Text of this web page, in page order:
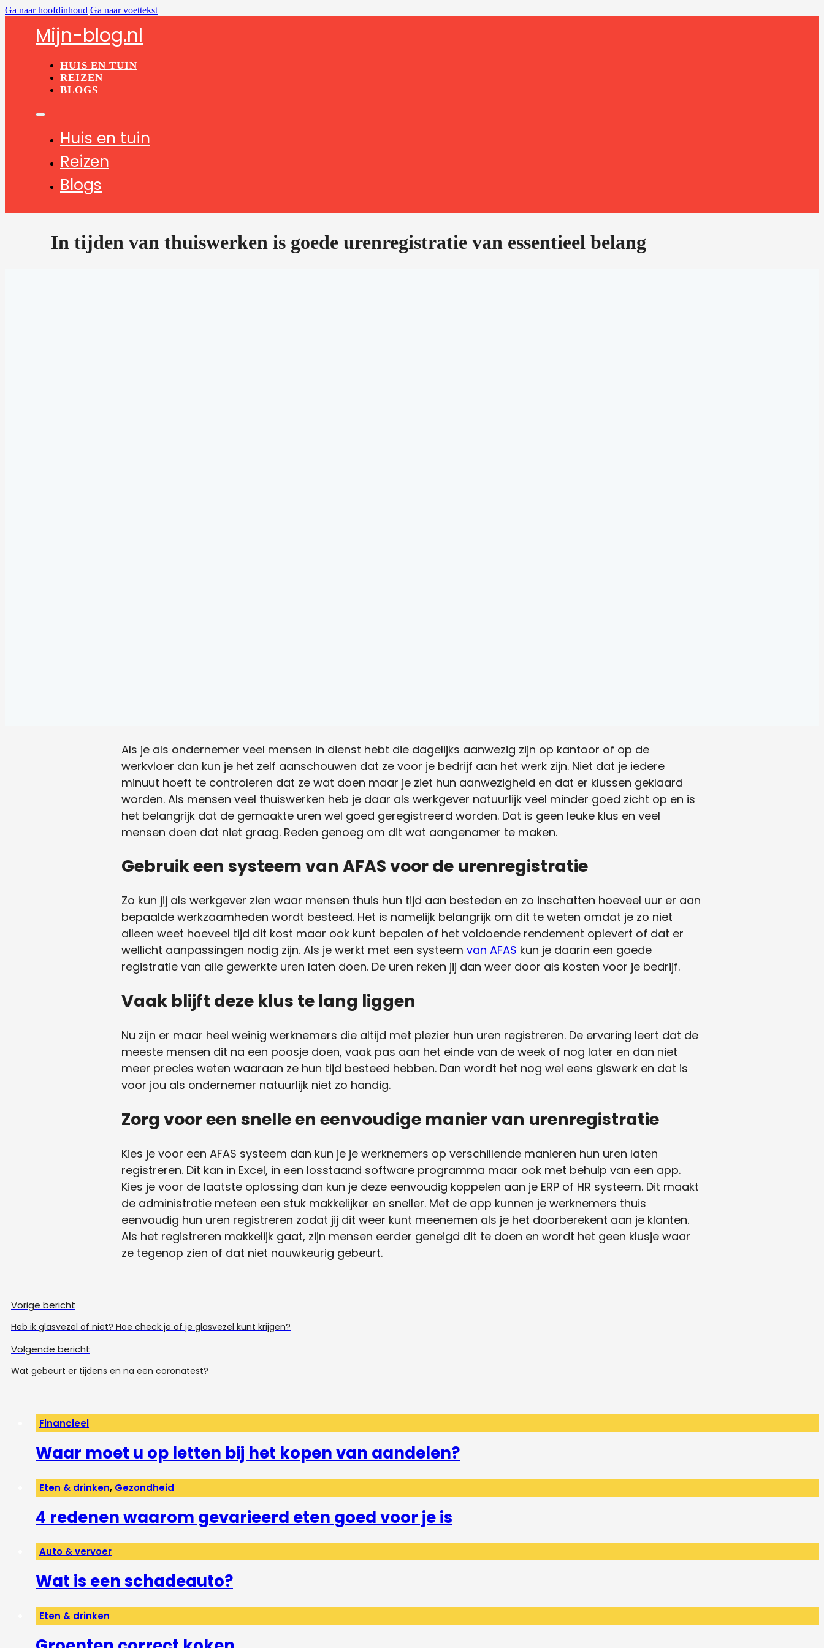
Ga naar hoofdinhoud Ga naar voettekst
Mijn-blog.nl
HUIS EN TUIN
REIZEN
BLOGS
Huis en tuin
Reizen
Blogs
In tijden van thuiswerken is goede urenregistratie van essentieel belang
Als je als ondernemer veel mensen in dienst hebt die dagelijks aanwezig zijn op kantoor of op de
werkvloer dan kun je het zelf aanschouwen dat ze voor je bedrijf aan het werk zijn. Niet dat je iedere
minuut hoeft te controleren dat ze wat doen maar je ziet hun aanwezigheid en dat er klussen geklaard
worden. Als mensen veel thuiswerken heb je daar als werkgever natuurlijk veel minder goed zicht op en is
het belangrijk dat de gemaakte uren wel goed geregistreerd worden. Dat is geen leuke klus en veel
mensen doen dat niet graag. Reden genoeg om dit wat aangenamer te maken.
Gebruik een systeem van AFAS voor de urenregistratie
Zo kun jij als werkgever zien waar mensen thuis hun tijd aan besteden en zo inschatten hoeveel uur er aan
bepaalde werkzaamheden wordt besteed. Het is namelijk belangrijk om dit te weten omdat je zo niet
alleen weet hoeveel tijd dit kost maar ook kunt bepalen of het voldoende rendement oplevert of dat er
wellicht aanpassingen nodig zijn. Als je werkt met een systeem van AFAS kun je daarin een goede
registratie van alle gewerkte uren laten doen. De uren reken jij dan weer door als kosten voor je bedrijf.
Vaak blijft deze klus te lang liggen
Nu zijn er maar heel weinig werknemers die altijd met plezier hun uren registreren. De ervaring leert dat de
meeste mensen dit na een poosje doen, vaak pas aan het einde van de week of nog later en dan niet
meer precies weten waaraan ze hun tijd besteed hebben. Dan wordt het nog wel eens giswerk en dat is
voor jou als ondernemer natuurlijk niet zo handig.
Zorg voor een snelle en eenvoudige manier van urenregistratie
Kies je voor een AFAS systeem dan kun je je werknemers op verschillende manieren hun uren laten
registreren. Dit kan in Excel, in een losstaand software programma maar ook met behulp van een app.
Kies je voor de laatste oplossing dan kun je deze eenvoudig koppelen aan je ERP of HR systeem. Dit maakt
de administratie meteen een stuk makkelijker en sneller. Met de app kunnen je werknemers thuis
eenvoudig hun uren registreren zodat jij dit weer kunt meenemen als je het doorberekent aan je klanten.
Als het registreren makkelijk gaat, zijn mensen eerder geneigd dit te doen en wordt het geen klusje waar
ze tegenop zien of dat niet nauwkeurig gebeurt.
Vorige bericht
Heb ik glasvezel of niet? Hoe check je of je glasvezel kunt krijgen?
Volgende bericht
Wat gebeurt er tijdens en na een coronatest?
Financieel
Waar moet u op letten bij het kopen van aandelen?
Eten & drinken, Gezondheid
4 redenen waarom gevarieerd eten goed voor je is
Auto & vervoer
Wat is een schadeauto?
Eten & drinken